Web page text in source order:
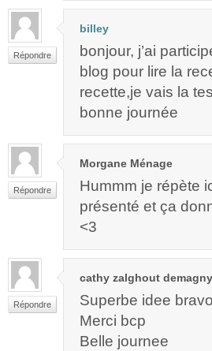
Répondre
billey
bonjour, j’ai
blog pour lire la
recette,je vais la
bonne journée
Répondre
Morgane Ménage
Hummm je répète
présenté et ça
<3
Répondre
cathy zalghout demagny
Superbe idee
Merci bcp
Belle journee